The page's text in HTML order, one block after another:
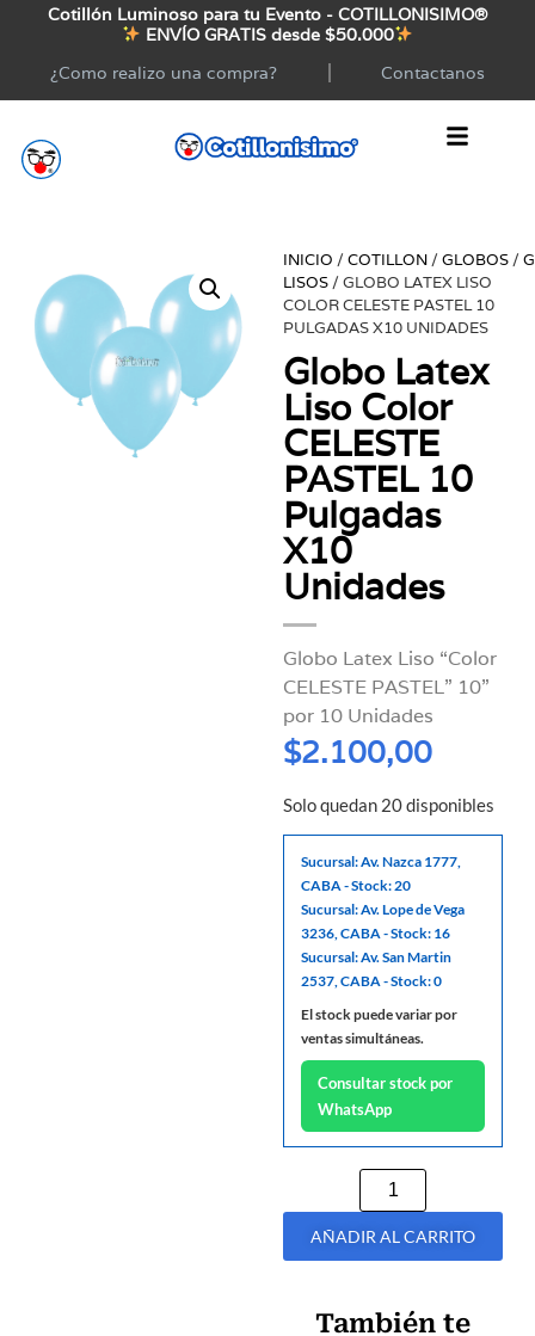
Cotillón Luminoso para tu Evento - COTILLONISIMO®
ENVÍO GRATIS desde $50.000
¿Como realizo una compra?
Contactanos
INICIO /COTILLON /GLOBOS /
LISOS / GLOBO LATEX LISO
COLOR CELESTE PASTEL 10
PULGADAS X10 UNIDADES
Globo Latex
Liso Color
CELESTE
PASTEL 10
Pulgadas
X10
Unidades
Globo Latex Liso “Color
CELESTE PASTEL” 10”
por 10 Unidades
$2.100,00
Solo quedan 20 disponibles
Sucursal: Av. Nazca 1777,
CABA - Stock: 20
Sucursal: Av. Lope de Vega
3236, CABA - Stock: 16
Sucursal: Av. San Martin
2537, CABA - Stock: 0
El stock puede variar por
ventas simultáneas.
Consultar stock por
WhatsApp
AÑADIR AL CARRITO
También te